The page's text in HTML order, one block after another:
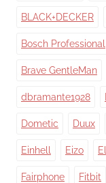
BLACK+DECKER
Bosch Professional
Brave GentleMan
dbramante1928
Dometic Duux
Einhell Eizo
Fairphone Fitbit